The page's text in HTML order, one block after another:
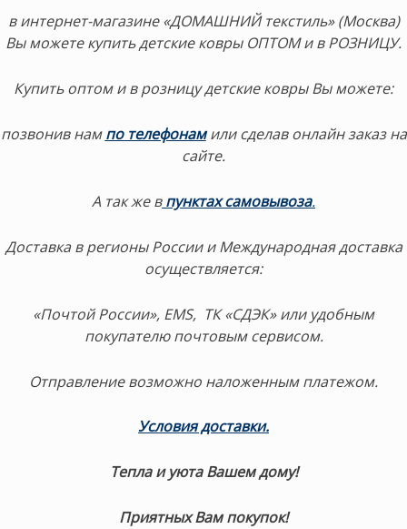
в интернет-магазине «ДОМАШНИЙ текстиль» (Москва)
Вы можете купить детские ковры ОПТОМ и в РОЗНИЦУ.
Купить оптом и в розницу детские ковры Вы можете:
позвонив нам по телефонамили сделав онлайн заказ на
сайте.
А так же в пунктах самовывоза.
Доставка в регионы России и Международная доставка
осуществляется:
«Почтой России», EMS, ТК «СДЭК» или удобным
покупателю почтовым сервисом.
Отправление возможно наложенным платежом.
Условия доставки.
Тепла и уюта Вашем дому!
Приятных Вам покупок!